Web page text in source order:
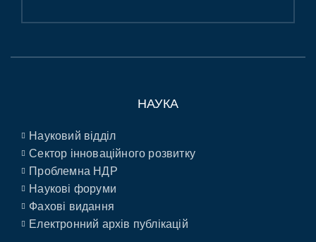
НАУКА
Науковий відділ
Сектор інноваційного розвитку
Проблемна НДР
Наукові форуми
Фахові видання
Електронний архів публікацій